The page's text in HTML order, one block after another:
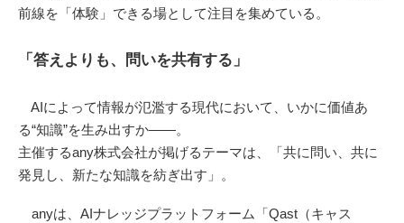
前線を「体験」できる場として注目を集めている。
「答えよりも、問いを共有する」
AIによって情報が氾濫する現代において、いかに価値あ
る“知識”を生み出すか――。
主催するany株式会社が掲げるテーマは、「共に問い、共に
発見し、新たな知識を紡ぎ出す」。
anyは、AIナレッジプラットフォーム「Qast（キャス